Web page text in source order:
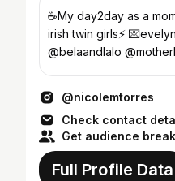
☕️My day2day as a
irish twin girls⚡️
@belaandlalo @motherhood.dr
@nicolemtorres
Check contact
Get audience
Full Profile Data